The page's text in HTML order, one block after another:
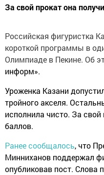
За свой прокат она
Российская фигуристка
короткой программы в
Олимпиаде в Пекине. Об
информ».
Уроженка Казани
тройного акселя.
исполнила чисто. За свой
баллов.
Ранее сообщалось, что
Минниханов поддержал
опубликовав пост. Слова